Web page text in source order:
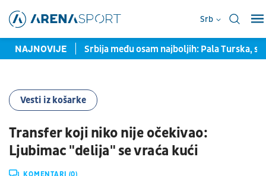
Srb
NAJNOVIJE
Srbina Srbija među osam najboljih: Pala Turska,
Vesti iz košarke
Transfer koji niko nije očekivao:
Ljubimac "delija" se vraća kući